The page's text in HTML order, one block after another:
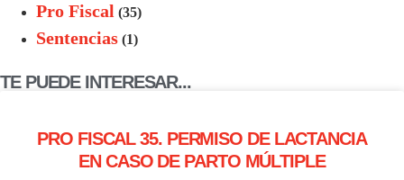
Pro Fiscal (35)
Sentencias (1)
TE PUEDE INTERESAR...
PRO FISCAL 35. PERMISO DE LACTANCIA
EN CASO DE PARTO MÚLTIPLE